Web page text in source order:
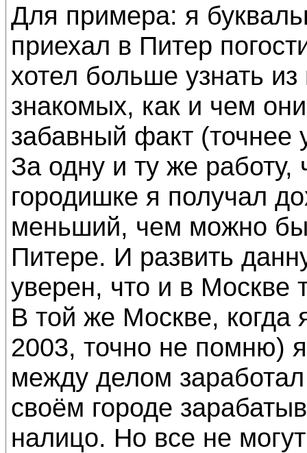
Для примера: я
приехал в Питер
хотел больше узнать
знакомых, как и чем
забавный факт (точнее
За одну и ту же работу,
городишке я получал
меньший, чем можно
Питере. И развить
уверен, что и в Москве
В той же Москве, когда
2003, точно не помню)
между делом заработал
своём городе
налицо. Но все не